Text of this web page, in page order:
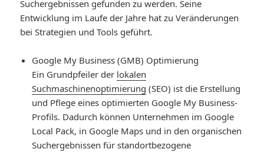
Suchergebnissen gefunden zu werden. Seine
Entwicklung im Laufe der Jahre hat zu Veränderungen
bei Strategien und Tools geführt.
Google My Business (GMB) Optimierung
Ein Grundpfeiler der lokalen
Suchmaschinenoptimierung (SEO) ist die Erstellung
und Pflege eines optimierten Google My Business-
Profils. Dadurch können Unternehmen im Google
Local Pack, in Google Maps und in den organischen
Suchergebnissen für standortbezogene